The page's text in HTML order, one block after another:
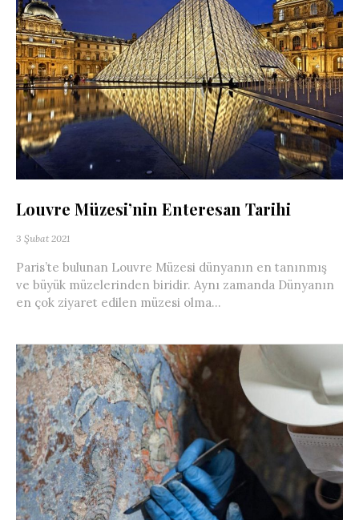
Louvre Müzesi’nin Enteresan Tarihi
3 Şubat 2021
Paris’te bulunan Louvre Müzesi dünyanın en tanınmış
ve büyük müzelerinden biridir. Aynı zamanda Dünyanın
en çok ziyaret edilen müzesi olma...